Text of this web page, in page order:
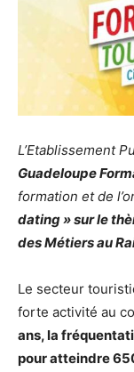
L’Etablissement
Guadeloupe
formation et de
dating » sur le
des Métiers au
Le secteur
forte activité au
ans, la
pour atteindre